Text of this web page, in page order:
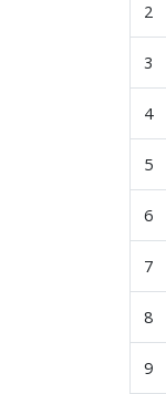
2
3
4
5
6
7
8
9